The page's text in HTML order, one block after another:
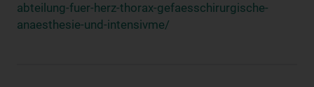
abteilung-fuer-herz-thorax-gefaesschirurgische-
anaesthesie-und-intensivme/